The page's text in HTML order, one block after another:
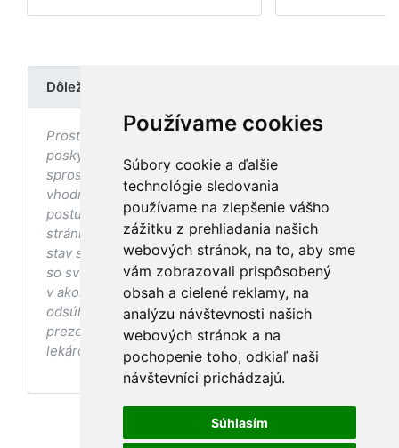
Používame cookies
Súbory cookie a ďalšie
technológie sledovania
používame na zlepšenie vášho
zážitku z prehliadania našich
webových stránok, na to, aby sme
vám zobrazovali prispôsobený
obsah a cielené reklamy, na
analýzu návštevnosti našich
webových stránok a na
pochopenie toho, odkiaľ naši
návštevníci prichádzajú.
Súhlasím
Dôležité upozornenie
Prostredníctvom stránky nedochádza k
poskytovaniu zdravotnej starostlivosti, ani k jej
sprostredkovaniu, ani k jej nahrádzaniu. O
vhodných postupoch v oblasti zdravia, vhodnosti
postupov a odporúčaní prezentovaných na
stránke s ohľadom na Váš zdravotný
stav sa pred ich aplikáciou vždy vopred poraďte
so svojím ošetrujúcim lekárom, a to najmä ak ste
v akomkoľvek štádiu tehotenstva. Bez
odsúhlasenia postupov a odporúčaní
prezentovaných na stránke Vaším ošetrujúcim
lekárom tieto postupy a odporúčania neaplikujte.